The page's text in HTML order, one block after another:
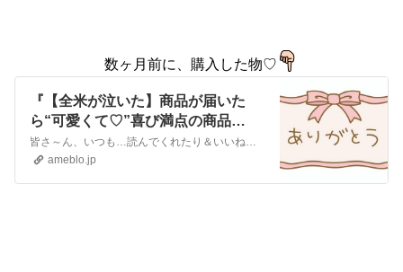
数ヶ月前に、購入した物♡
『【全米が泣いた】商品が届いた
ら“可愛くて♡”喜び満点の商品
♡♡#買ってよかったもの』
ameblo.jp